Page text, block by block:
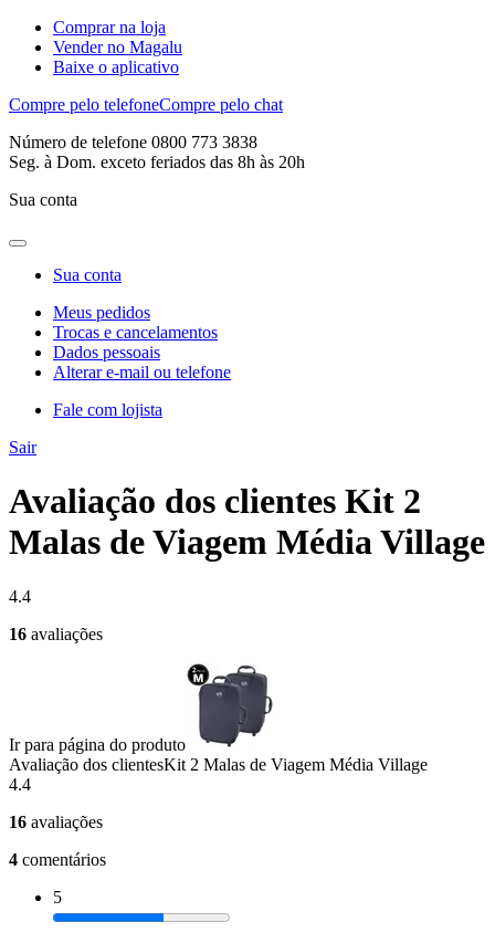
Comprar na loja
Vender no Magalu
Baixe o aplicativo
Compre pelo telefoneCompre pelo chat
Número de telefone 0800 773 3838
Seg. à Dom. exceto feriados das 8h às 20h
Sua conta
Sua conta
Meus pedidos
Trocas e cancelamentos
Dados pessoais
Alterar e-mail ou telefone
Fale com lojista
Sair
Avaliação dos clientes Kit 2
Malas de Viagem Média Village
4.4
16 avaliações
Ir para página do produto
Avaliação dos clientesKit 2 Malas de Viagem Média Village
4.4
16 avaliações
4 comentários
5